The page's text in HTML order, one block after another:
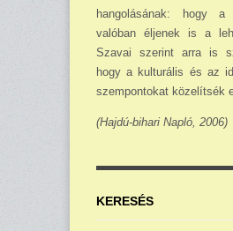
hangolásának: hogy a
valóban éljenek is a
Szavai szerint arra is
hogy a kulturális és az
szempontokat közelítsék
(Hajdú-bihari Napló, 2006)
KERESÉS